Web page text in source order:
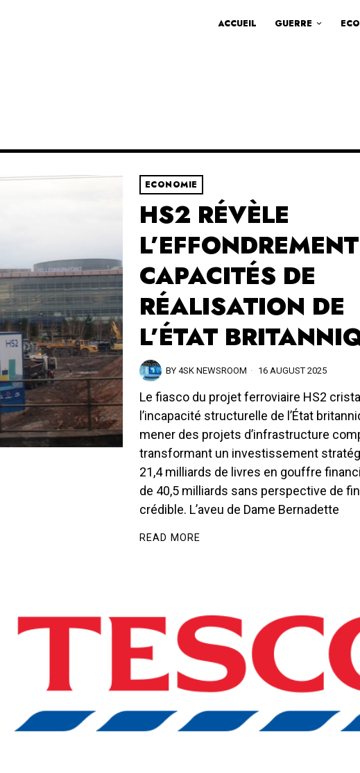
ACCUEIL GUERRE
ECONOMIE
HS2 RÉVÈLE
CAPACITÉS DE
RÉALISATION DE
L’ÉTAT
BY 4SK NEWSROOM 16 AUGUST 2025
Le fiasco du projet ferroviaire HS2
l’incapacité structurelle de l’État
mener des projets d’infrastructure
transformant un investissement
21,4 milliards de livres en gouffre
de 40,5 milliards sans perspective de
crédible. L’aveu de Dame Bernadette
READ MORE